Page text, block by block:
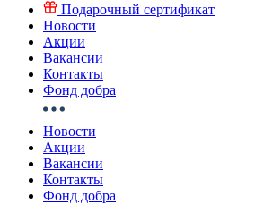
Подарочный сертификат
Новости
Акции
Вакансии
Контакты
Фонд добра
Новости
Акции
Вакансии
Контакты
Фонд добра